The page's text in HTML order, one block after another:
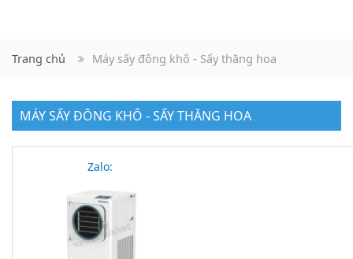
Trang chủ Máy sấy đông khô - Sấy thăng hoa
MÁY SẤY ĐÔNG KHÔ - SẤY THĂNG HOA
Zalo: